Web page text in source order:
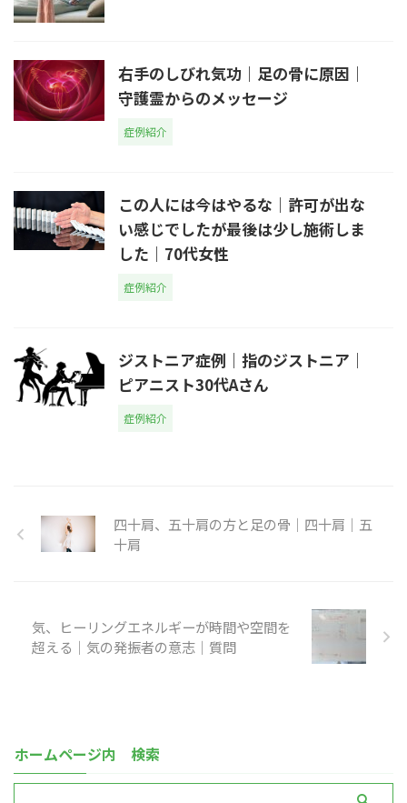
右手のしびれ気功｜足の骨に原因｜
守護霊からのメッセージ
症例紹介
この人には今はやるな｜許可が出な
い感じでしたが最後は少し施術しま
した｜70代女性
症例紹介
ジストニア症例｜指のジストニア｜
ピアニスト30代Aさん
症例紹介
四十肩、五十肩の方と足の骨｜四十肩｜五
十肩
気、ヒーリングエネルギーが時間や空間を
超える｜気の発振者の意志｜質問
ホームページ内 検索